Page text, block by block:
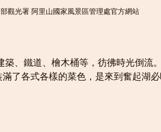
觀光署 阿里山國家風景區管理處官方網站
了各式各樣的菜色，是來到奮起湖